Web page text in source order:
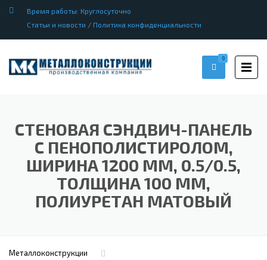
Время работы: Круглосуточно
Статьи и новости / Политика конфиденциальности
0
СТЕНОВАЯ СЭНДВИЧ-ПАНЕЛЬ
С ПЕНОПОЛИСТИРОЛОМ,
ШИРИНА 1200 ММ, 0.5/0.5,
ТОЛЩИНА 100 ММ,
ПОЛИУРЕТАН МАТОВЫЙ
Металлоконструкции